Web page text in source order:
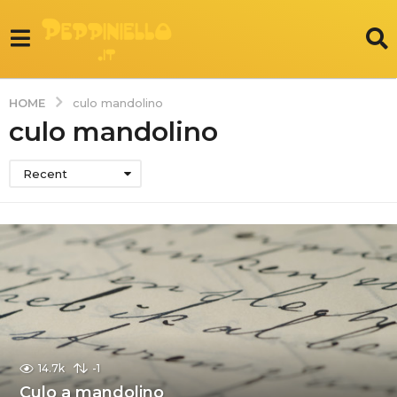
HOME culo mandolino
culo mandolino
Recent
14.7k -1
Culo a mandolino